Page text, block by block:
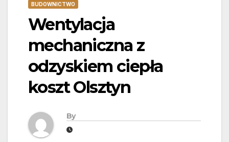
BUDOWNICTWO
Wentylacja
mechaniczna z
odzyskiem ciepła
koszt Olsztyn
By